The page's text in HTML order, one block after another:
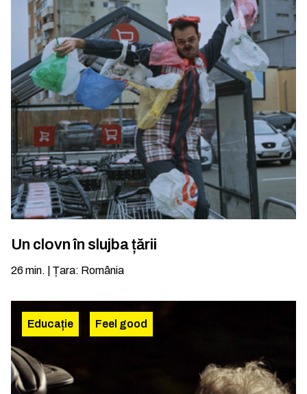
Un clovn în slujba țării
26 min. Țara: România
Educație Feel good